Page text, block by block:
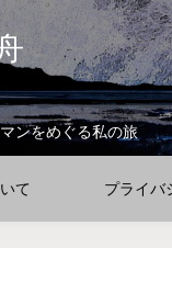
ンをめぐる私の旅
て プライバ